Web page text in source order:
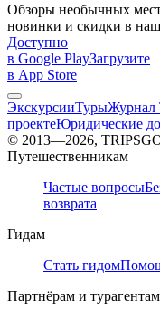
Обзоры необычных
новинки и скидки в
Доступно
в Google PlayЗагрузите
в App Store
ЭкскурсииТурыЖурнал
проектеЮридические
© 2013—2026,
Путешественникам
Частые вопросы
возврата
Гидам
Стать гидом
Партнёрам и турагентам